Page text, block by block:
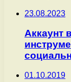
23.08.2023
Аккаунт
01.10.2019